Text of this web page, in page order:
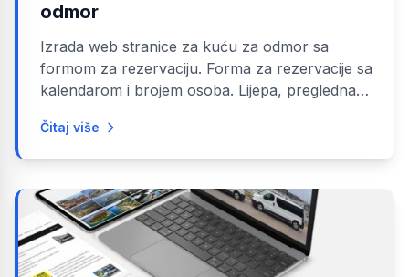
odmor
Izrada web stranice za kuću za odmor sa
formom za rezervaciju. Forma za rezervacije sa
kalendarom i brojem osoba. Lijepa, pregledna i
Čitaj više